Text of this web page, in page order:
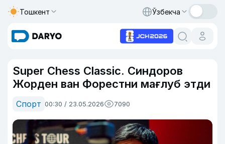
Тошкент Ўзбекча
Super Chess Classic. Синдоров
Жорден ван Форестни мағлуб этди
Спорт 00:30 / 23.05.2026 7090